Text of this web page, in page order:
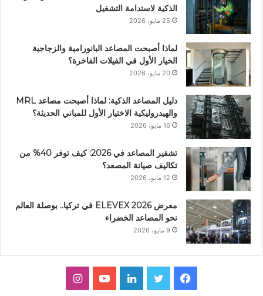
الذكية لاستدامة التشغيل
25 مايو، 2026
لماذا أصبحت المصاعد البانورامية والزجاجية
الخيار الأول في الفيلات الفاخرة؟
20 مايو، 2026
دليل المصاعد الذكية: لماذا أصبحت مصاعد MRL
والهيدروليكية الاختيار الأول للمباني الحديثة؟
16 مايو، 2026
تشفير المصاعد في 2026: كيف توفر 40% من
تكاليف صيانة المصعد؟
12 مايو، 2026
معرض ELEVEX 2026 في تركيا.. بوصلة العالم
نحو المصاعد الخضراء
9 مايو، 2026